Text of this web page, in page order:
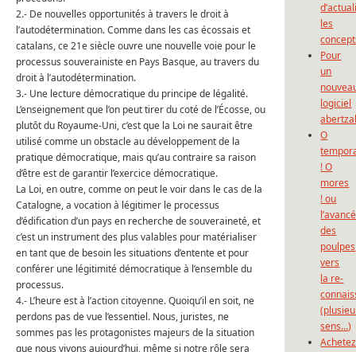
2.- De nouvelles opportunités à travers le droit à
l’autodétermination. Comme dans les cas écossais et
catalans, ce 21e siècle ouvre une nouvelle voie pour le
processus souverainiste en Pays Basque, au travers du
droit à l’autodétermination.
3.- Une lecture démocratique du principe de légalité.
L’enseignement que l’on peut tirer du coté de l’Écosse, ou
plutôt du Royaume-Uni, c’est que la Loi ne saurait être
utilisé comme un obstacle au développement de la
pratique démocratique, mais qu’au contraire sa raison
d’être est de garantir l’exercice démocratique.
La Loi, en outre, comme on peut le voir dans le cas de la
Catalogne, a vocation à légitimer le processus
d’édification d’un pays en recherche de souveraineté, et
c’est un instrument des plus valables pour matérialiser
en tant que de besoin les situations d’entente et pour
conférer une légitimité démocratique à l’ensemble du
processus.
4.- L’heure est à l’action citoyenne. Quoiqu’il en soit, ne
perdons pas de vue l’essentiel. Nous, juristes, ne
sommes pas les protagonistes majeurs de la situation
que nous vivons aujourd’hui, même si notre rôle sera
les
Pour
un
logiciel
O
! O
mores
! ou
des
poulpes
vers
la re-
sens…)
Achetez